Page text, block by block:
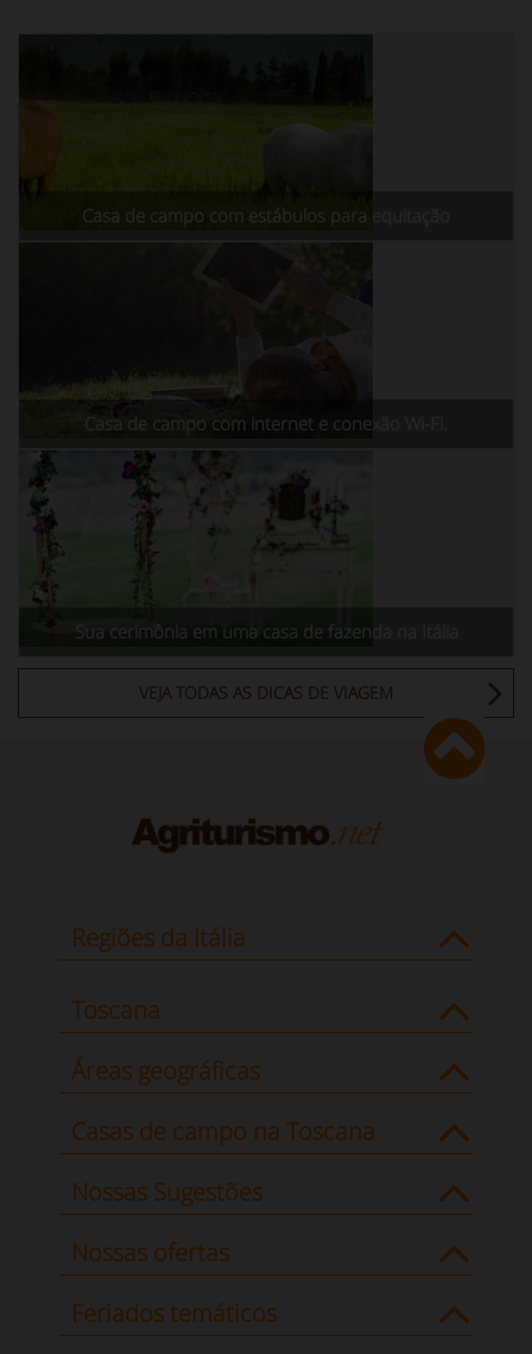
Casa de campo com estábulos para equitação
Casa de campo com internet e conexão Wi-Fi.
Sua cerimônia em uma casa de fazenda na Itália
VEJA TODAS AS DICAS DE VIAGEM
Regiões da Itália
Toscana
Áreas geográficas
Casas de campo na Toscana
Nossas Sugestões
Nossas ofertas
Feriados temáticos